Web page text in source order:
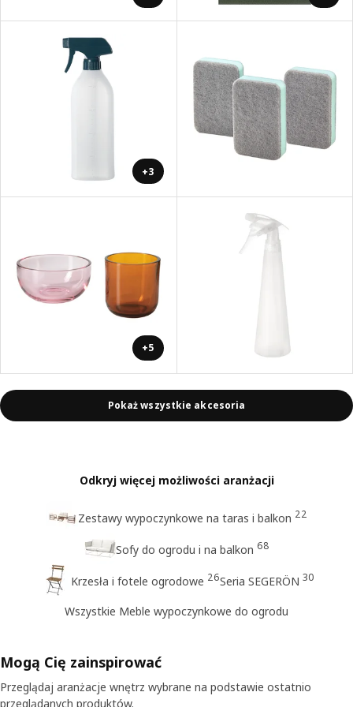
+3
+5
Pokaż wszystkie akcesoria
Odkryj więcej możliwości aranżacji
Zestawy wypoczynkowe na taras i balkon 22
Sofy do ogrodu i na balkon 68
Krzesła i fotele ogrodowe 26Seria SEGERÖN 30
Wszystkie Meble wypoczynkowe do ogrodu
Mogą Cię zainspirować
Przeglądaj aranżacje wnętrz wybrane na podstawie ostatnio
przeglądanych produktów.